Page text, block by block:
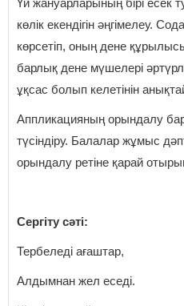
көлік екендігін әңгімелеу.
көрсетіп, оның дене
барлық дене мүшелері
ұқсас болып келетінін
Аппликацияның орындалу
түсіндіру. Балалар жұмыс
орындалу ретіне қарай
Сергіту сәті:
Тербеледі ағаштар,
Алдымнан жел еседі.